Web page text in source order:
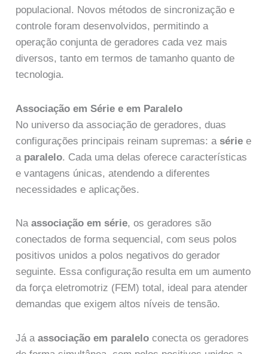
populacional. Novos métodos de sincronização e
controle foram desenvolvidos, permitindo a
operação conjunta de geradores cada vez mais
diversos, tanto em termos de tamanho quanto de
tecnologia.
Associação em Série e em Paralelo
No universo da associação de geradores, duas
configurações principais reinam supremas: asérie e
a paralelo. Cada uma delas oferece características
e vantagens únicas, atendendo a diferentes
necessidades e aplicações.
Naassociação em série, os geradores são
conectados de forma sequencial, com seus polos
positivos unidos a polos negativos do gerador
seguinte. Essa configuração resulta em um aumento
da força eletromotriz (FEM) total, ideal para atender
demandas que exigem altos níveis de tensão.
Já aassociação em paralelo conecta os geradores